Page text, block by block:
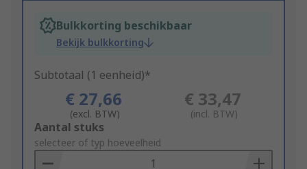
Bulkkorting beschikbaar
Bekijk bulkkorting
Subtotaal (1 eenheid)*
€ 27,66
(excl. BTW)
€ 33,47
(incl. BTW)
Add
to
Basket
Aantal stuks
selecteer of typ hoeveelheid